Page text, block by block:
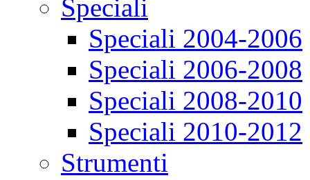
Speciali
Speciali 2004-2006
Speciali 2006-2008
Speciali 2008-2010
Speciali 2010-2012
Strumenti